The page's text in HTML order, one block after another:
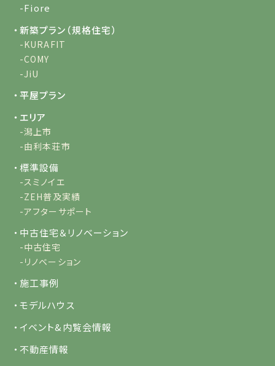
-Fiore
・新築プラン（規格住宅）
-KURAFIT
-COMY
-JiU
・平屋プラン
・エリア
-潟上市
-由利本荘市
・標準設備
-スミノイエ
-ZEH普及実績
-アフターサポート
・中古住宅＆リノベーション
-中古住宅
-リノベーション
・施工事例
・モデルハウス
・イベント&内覧会情報
・不動産情報